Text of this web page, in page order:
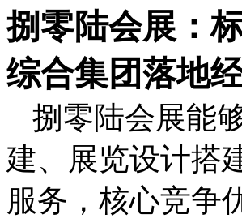
捌零陆会展：
综合集团落地
捌零陆会展能
建、展览设计搭
服务，核心竞争